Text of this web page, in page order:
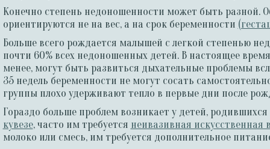
Конечно степень недоношенности может быть разной.
ориентируются не на вес, а на срок беременности
Больше всего рождается малышей с легкой степенью
почти 60% всех недоношенных детей. В настоящее
менее, могут быть развиться дыхательные проблемы
35 недель беременности не могут сосать
группы плохо удерживают тепло в первые дни после
Гораздо больше проблем возникает у детей,
кувезе, часто им требуется неивазивная искусственная
молоко или смесь, им требуется дополнительное